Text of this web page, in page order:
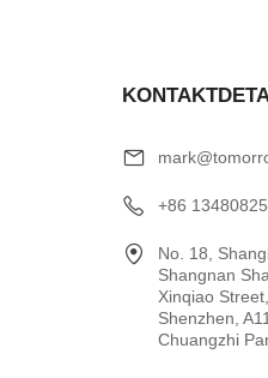
+86
No. 18,
Shangnan
Xinqiao
Shenzhen,
Chuangzhi